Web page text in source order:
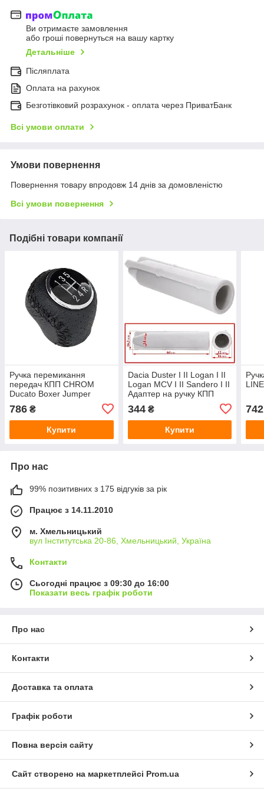
Ви отримаєте замовлення
або гроші повернуться на вашу картку
Детальніше
Післяплата
Оплата на рахунок
Безготівковий розрахунок - оплата через ПриватБанк
Всі умови оплати
Умови повернення
Повернення товару впродовж 14 днів за домовленістю
Всі умови повернення
Подібні товари компанії
Ручка перемикання
передач КПП CHROM
Ducato Boxer Jumper
786 ₴
Купити
Dacia Duster I II Logan I II
Logan MCV I II Sandero I II
Адаптер на ручку КПП
344₴
Купити
LINE
742
Про нас
99% позитивних з 175 відгуків за рік
Працює з 14.11.2010
м. Хмельницький
вул Інститутська 20-86, Хмельницький, Україна
Контакти
Сьогодні працює з 09:30 до 16:00
Показати весь графік роботи
Про нас
Контакти
Доставка та оплата
Графік роботи
Повна версія сайту
Сайт створено на маркетплейсі Prom.ua